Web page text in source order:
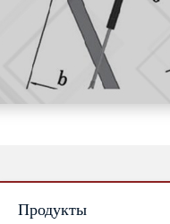
APPLICATION
SPECIFICATION
Russian
Продукты